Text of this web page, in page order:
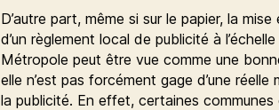
D’autre part, même si sur le papier, la
d’un règlement local de publicité à
Métropole peut être vue comme une
elle n’est pas forcément gage d’une réelle
la publicité. En effet, certaines communes